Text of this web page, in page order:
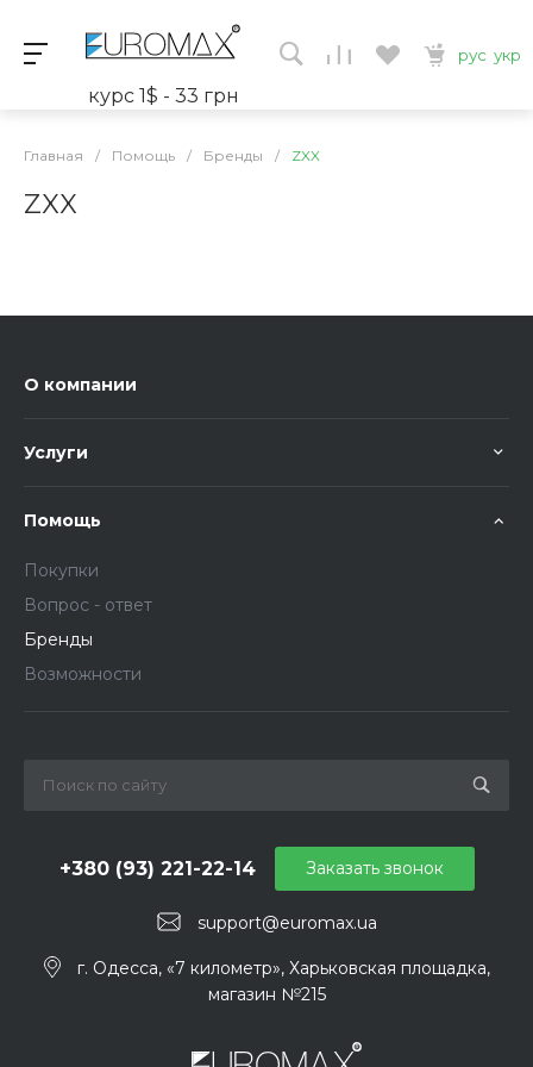
курс 1$ - 33 грн
рус укр
Главная / Помощь / Бренды / ZXX
ZXX
О компании
Услуги
Помощь
Покупки
Вопрос - ответ
Бренды
Возможности
support@euromax.ua
+380 (93) 221-22-14
г. Одесса, «7 километр», Харьковская площадка,
магазин №215
Заказать звонок